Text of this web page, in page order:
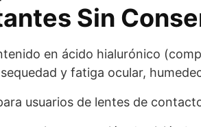
Sin
en ácido hialurónico
y fatiga ocular,
usuarios de lentes de